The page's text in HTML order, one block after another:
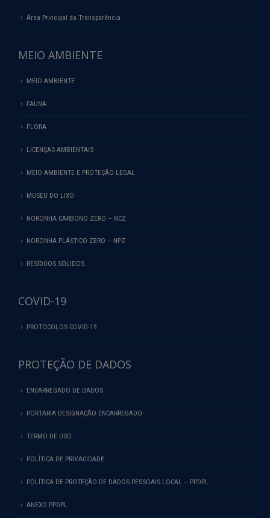
Área Principal da Transparência
MEIO AMBIENTE
MEIO AMBIENTE
FAUNA
FLORA
LICENÇAS AMBIENTAIS
MEIO AMBIENTE E PROTEÇÃO LEGAL
MUSEU DO LIXO
NORONHA CARBONO ZERO – NCZ
NORONHA PLÁSTICO ZERO – NPZ
RESÍDUOS SÓLIDOS
COVID-19
PROTOCOLOS COVID-19
PROTEÇÃO DE DADOS
ENCARREGADO DE DADOS
PORTARIA DESIGNAÇÃO ENCARREGADO
TERMO DE USO
POLÍTICA DE PRIVACIDADE
POLÍTICA DE PROTEÇÃO DE DADOS PESSOAIS LOCAL – PPDPL
ANEXO PPDPL